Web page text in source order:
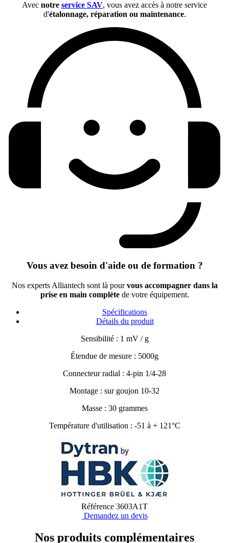
Avec notre service SAV, vous avez accès à notre service
d'étalonnage, réparation ou maintenance.
Vous avez besoin d'aide ou de formation ?
Nos experts Alliantech sont là pourvous accompagner dans la
prise en main complètede votre équipement.
Spécifications
Détails du produit
Sensibilité : 1 mV / g
Étendue de mesure : 5000g
Connecteur radial : 4-pin 1/4-28
Montage : sur goujon 10-32
Masse : 30 grammes
Température d'utilisation : -51 à + 121°C
Référence 3603A1T
Demandez un devis
Nos produits complémentaires